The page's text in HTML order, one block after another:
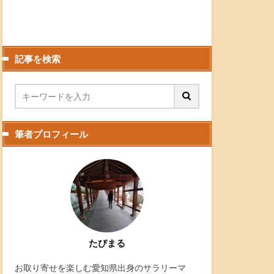
記事を検索
筆者プロフィール
たびまる
お取り寄せを楽しむ愛知県出身のサラリーマ